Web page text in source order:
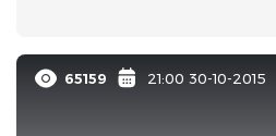
65159 21:00 30-10-2015